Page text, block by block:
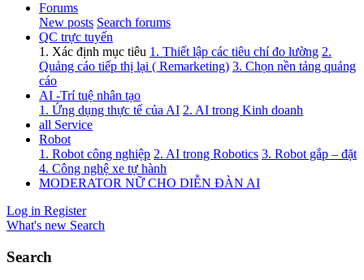
Forums
New posts Search forums
QC trực tuyến
1. Xác định mục tiêu 1. Thiết lập các tiêu chí đo lường 2.
Quảng cáo tiếp thị lại ( Remarketing) 3. Chọn nền tảng quảng
cáo
AI -Trí tuệ nhân tạo
1. Ứng dụng thực tế của AI 2. AI trong Kinh doanh
all Service
Robot
1. Robot công nghiệp 2. AI trong Robotics 3. Robot gắp – đặt
4. Công nghệ xe tự hành
MODERATOR NỮ CHO DIỄN ĐÀN AI
Log in Register
What's new Search
Search